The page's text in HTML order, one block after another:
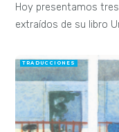
Hoy presentamos
extraídos de su libro
TRADUCCIONES